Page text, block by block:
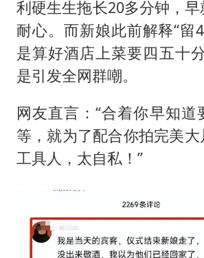
利硬生生拖长20多分钟，
耐心。而新娘此前解释“留
是算好酒店上菜要四五十
是引发全网群嘲。
网友直言：“合着你早知道
等，就为了配合你拍完美大
工具人，太自私！”